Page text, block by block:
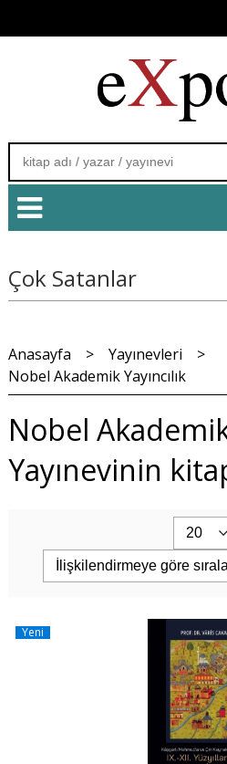
Çok Satanlar
Anasayfa > Yayınevleri
>
Nobel Akademik Yayıncılık
Nobel Akademik
Yayınevinin
Yeni